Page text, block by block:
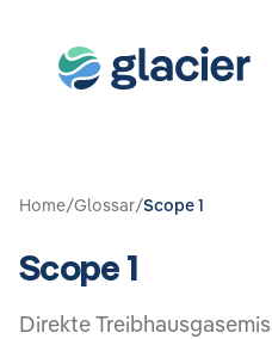
Home/Glossar/Scope 1
Scope 1
Direkte